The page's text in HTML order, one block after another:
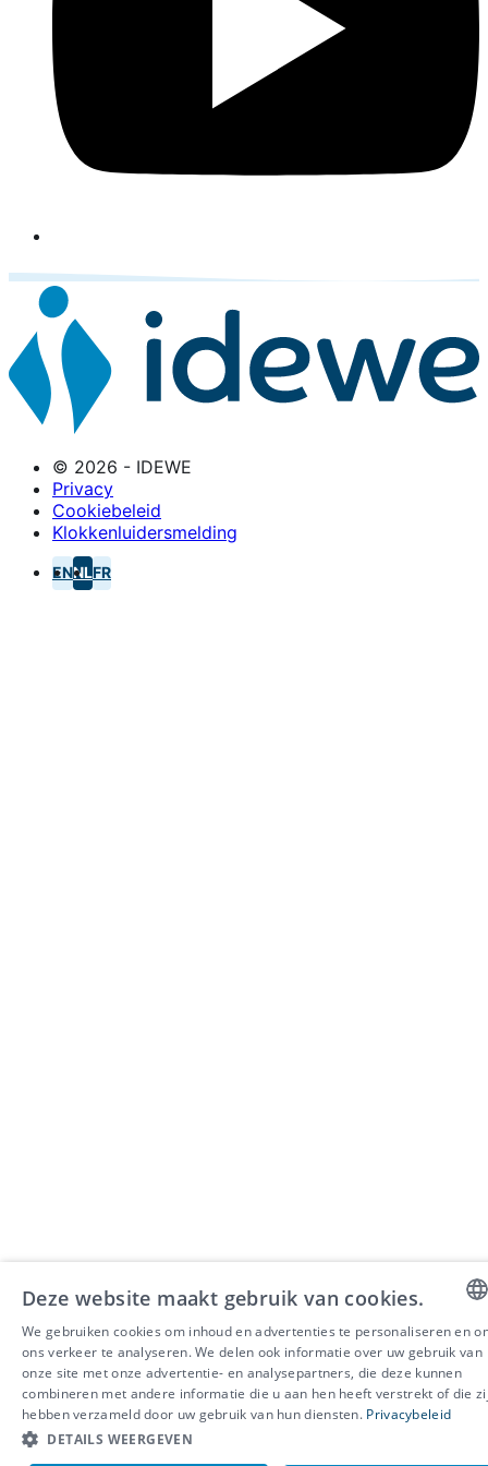
© 2026 - IDEWE
Privacy
Cookiebeleid
Klokkenluidersmelding
ENNLFR
Deze website maakt gebruik van cookies.
We gebruiken cookies om inhoud en advertenties te personaliseren en
ons verkeer te analyseren. We delen ook informatie over uw gebruik van
onze site met onze advertentie- en analysepartners, die deze kunnen
combineren met andere informatie die u aan hen heeft verstrekt of die
hebben verzameld door uw gebruik van hun diensten. Privacybeleid
DETAILS WEERGEVEN